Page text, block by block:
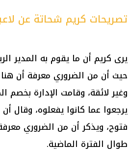
تصريحات كريم شحاتة عن
يرى كريم أن ما يقوم به المدير
حيث أن من الضروري معرفة أن
وغير لائقة، وقامت الإدارة بخصم
يرجعوا عما كانوا يفعلوه، وقال
فتوح، ويذكر أن من الضروري
طوال الفترة الماضية.